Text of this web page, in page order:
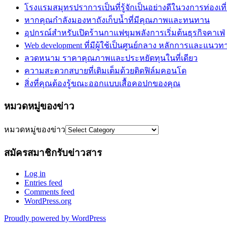
โรงแรมสมุทรปราการเป็นที่รู้จักเป็นอย่างดีในวงการท่องเ
หากคุณกำลังมองหาถังเก็บน้ำที่มีคุณภาพและทนทาน
อุปกรณ์สำหรับเปิดร้านกาแฟขุมพลังการเริ่มต้นธุรกิจคาเฟ่
Web development ที่มีผู้ใช้เป็นศูนย์กลาง หลักการและแนวท
ลวดหนาม ราคาคุณภาพและประหยัดทุนในที่เดียว
ความสะดวกสบายที่เติมเต็มด้วยติดฟิล์มคอนโด
สิ่งที่คุณต้องรู้ขณะออกแบบเสื้อคอปกของคุณ
หมวดหมู่ของข่าว
หมวดหมู่ของข่าว
สมัครสมาชิกรับข่าวสาร
Log in
Entries feed
Comments feed
WordPress.org
Proudly powered by WordPress